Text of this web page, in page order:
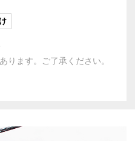
ります。ご了承ください。